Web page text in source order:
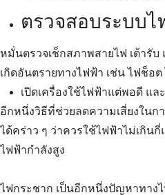
ตรวจสอบระบบ
หมั่นตรวจเช็กสภาพสายไฟ เต้ารั
เกิดอันตรายทางไฟฟ้า เช่น ไฟช็อ
เปิดเครื่องใช้ไฟฟ้าแต่พอดี แล
อีกหนึ่งวิธีที่ช่วยลดความเสี่ยงในก
ได้คร่าว ๆ ว่าควรใช้ไฟฟ้าไม่เกิน
ไฟฟ้ากำลังสูง
ไฟกระชาก เป็นอีกหนึ่งปัญหาทาง